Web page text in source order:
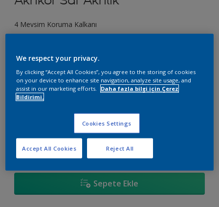
4 Mevsim Koruma Kalkanı
Boyut
Boya Hesaplayıcı
Hesapla
Sepete Ekle
We respect your privacy.
By clicking “Accept All Cookies”, you agree to the storing of cookies
on your device to enhance site navigation, analyze site usage, and
assist in our marketing efforts.
Daha fazla bilgi için Çerez
Bildirimi.
Cookies Settings
Reject All
Accept All Cookies